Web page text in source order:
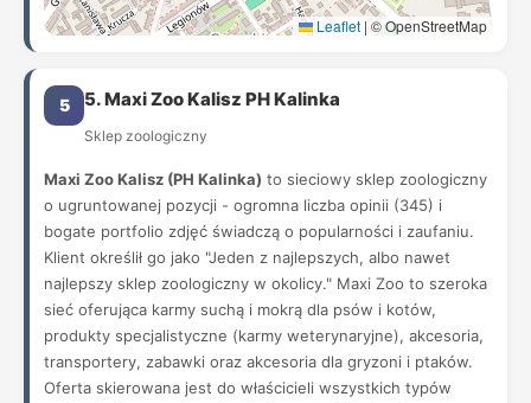
Leaflet | © OpenStreetMap
5 5. Maxi Zoo Kalisz PH Kalinka
Sklep zoologiczny
Maxi Zoo Kalisz (PH Kalinka) to sieciowy sklep zoologiczny
o ugruntowanej pozycji - ogromna liczba opinii (345) i
bogate portfolio zdjęć świadczą o popularności i zaufaniu.
Klient określił go jako "Jeden z najlepszych, albo nawet
najlepszy sklep zoologiczny w okolicy." Maxi Zoo to szeroka
sieć oferująca karmy suchą i mokrą dla psów i kotów,
produkty specjalistyczne (karmy weterynaryjne), akcesoria,
transportery, zabawki oraz akcesoria dla gryzoni i ptaków.
Oferta skierowana jest do właścicieli wszystkich typów